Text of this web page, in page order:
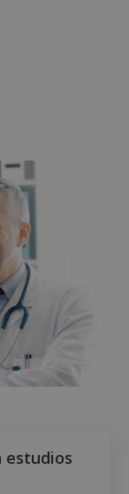
estudios